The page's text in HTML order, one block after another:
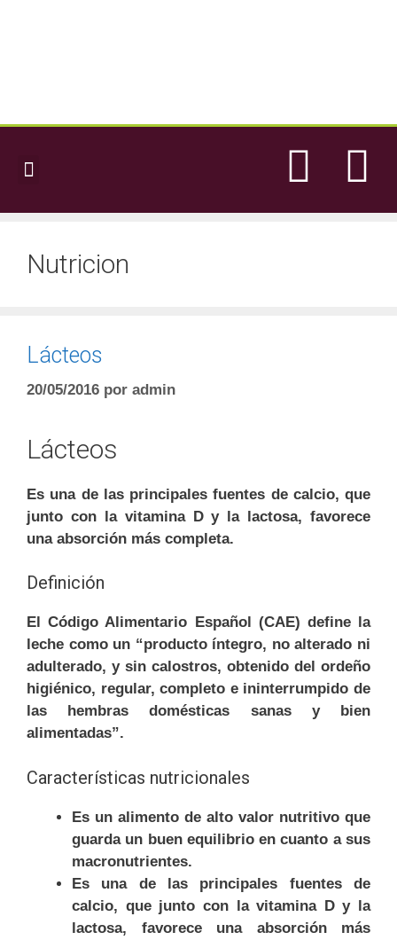
Nutricion
Lácteos
20/05/2016 por admin
Lácteos
Es una de las principales fuentes de calcio, que
junto con la vitamina D y la lactosa, favorece
una absorción más completa.
Definición
El Código Alimentario Español (CAE) define la
leche como un “producto íntegro, no alterado ni
adulterado, y sin calostros, obtenido del ordeño
higiénico, regular, completo e ininterrumpido de
las hembras domésticas sanas y bien
alimentadas”.
Características nutricionales
Es un alimento de alto valor nutritivo que
guarda un buen equilibrio en cuanto a sus
macronutrientes.
Es una de las principales fuentes de
calcio, que junto con la vitamina D y la
lactosa, favorece una absorción más